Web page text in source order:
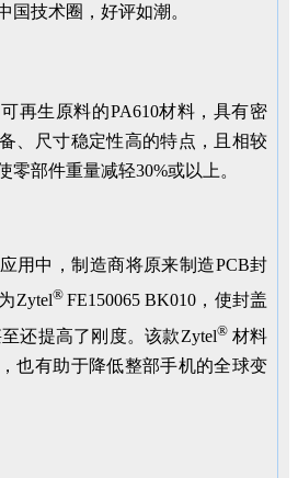
国技术圈，好评如潮。
再生原料的PA610材料，具有密
、尺寸稳定性高的特点，且相较
零部件重量减轻30%或以上。
用中，制造商将原来制造PCB封
Zytel® FE150065 BK010，使封盖
还提高了刚度。该款Zytel®材料
也有助于降低整部手机的全球变